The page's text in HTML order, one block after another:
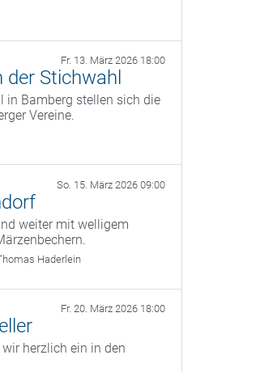
Fr. 13. März 2026 18:00
der Stichwahl
in Bamberg stellen sich die
Vereine.
So. 15. März 2026 09:00
weiter mit welligem
Haderlein
Fr. 20. März 2026 18:00
herzlich ein in den